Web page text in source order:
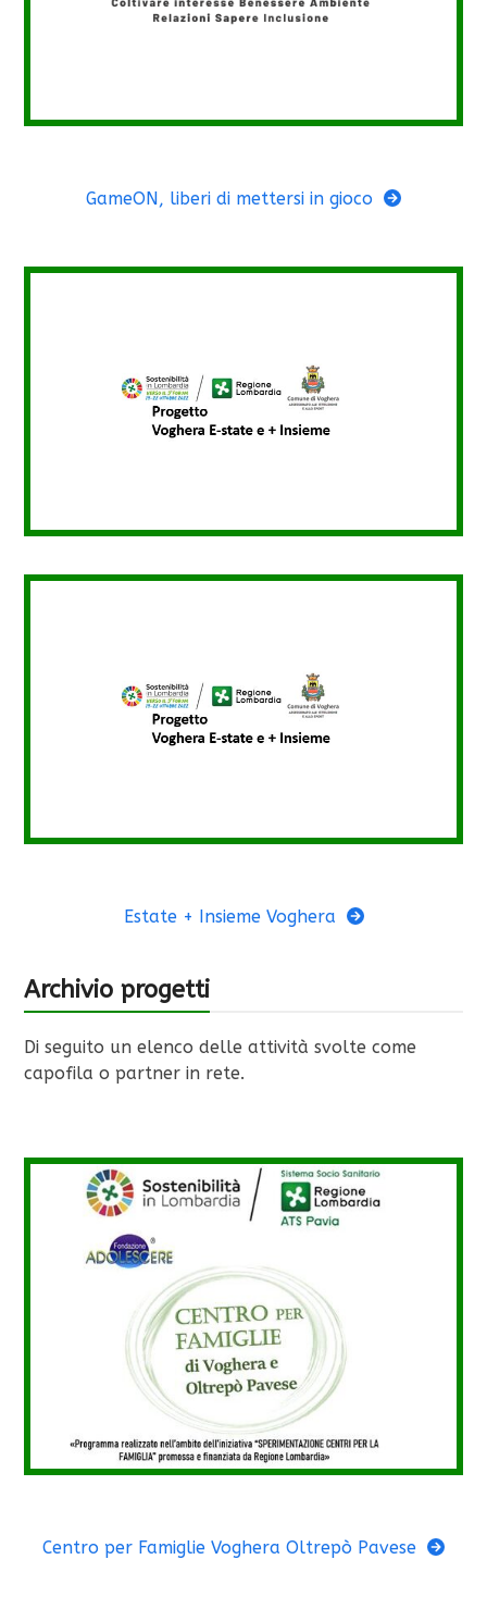
GameON, liberi di mettersi in gioco
Estate + Insieme Voghera
Archivio progetti
Di seguito un elenco delle attività svolte come
capofila o partner in rete.
Centro per Famiglie Voghera Oltrepò Pavese